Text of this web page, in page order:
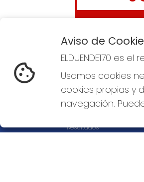
ELDUENDE170
¿Quiénes somos?
Resultados
Aviso de
ELDUENDE170 es
Usamos cookies
cookies propias y
navegación.